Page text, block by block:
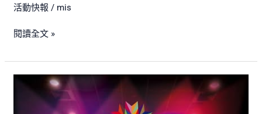
活動快報 / mis
閱讀全文 »
金